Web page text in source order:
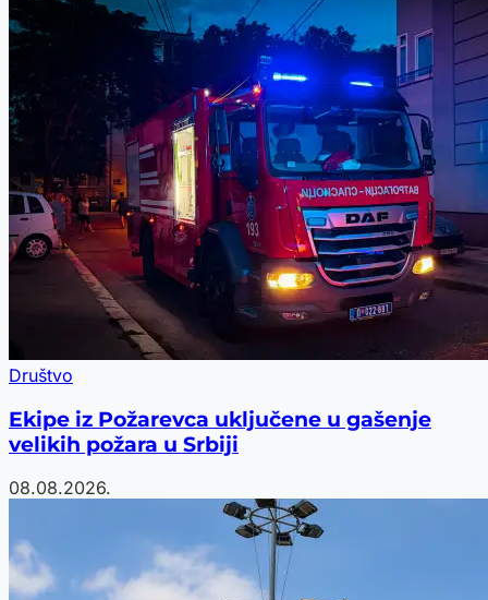
Društvo
Ekipe iz Požarevca uključene u gašenje
velikih požara u Srbiji
08.08.2026.